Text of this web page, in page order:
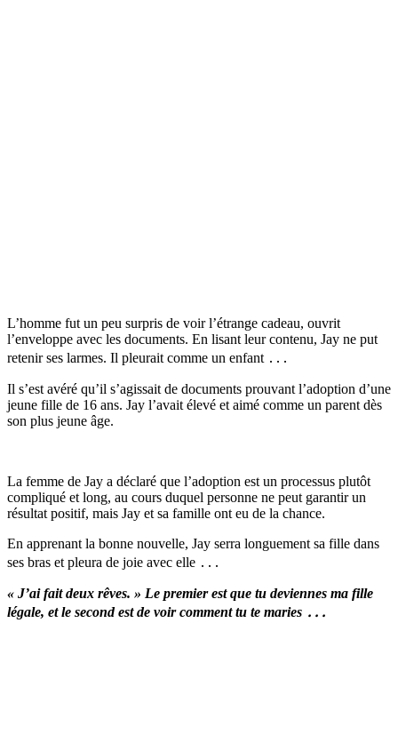
L’homme fut un peu surpris de voir l’étrange cadeau, ouvrit
l’enveloppe avec les documents. En lisant leur contenu, Jay ne put
retenir ses larmes. Il pleurait comme un enfant ․․․
Il s’est avéré qu’il s’agissait de documents prouvant l’adoption d’une
jeune fille de 16 ans. Jay l’avait élevé et aimé comme un parent dès
son plus jeune âge.
La femme de Jay a déclaré que l’adoption est un processus plutôt
compliqué et long, au cours duquel personne ne peut garantir un
résultat positif, mais Jay et sa famille ont eu de la chance.
En apprenant la bonne nouvelle, Jay serra longuement sa fille dans
ses bras et pleura de joie avec elle ․․․
« J’ai fait deux rêves. » Le premier est que tu deviennes ma fille
légale, et le second est de voir comment tu te maries ․․․